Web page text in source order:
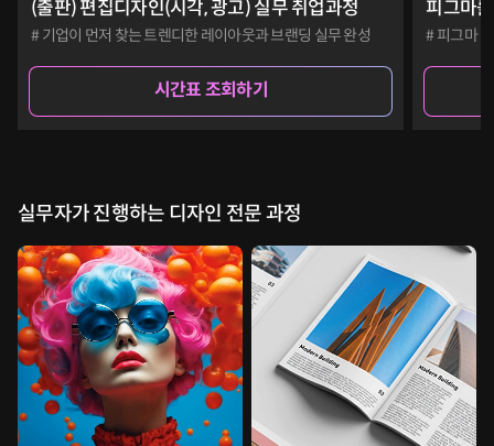
(출판) 편집디자인(시각, 광고) 실무 취업과정
# 기업이 먼저 찾는 트렌디한 레이아웃과 브랜딩 실무 완성
시간표 조회하기
피그마
# 피그마
실무자가 진행하는 디자인 전문 과정